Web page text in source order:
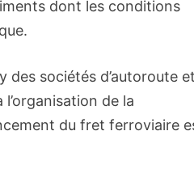
dont les conditions
des sociétés d’autoroute
de la
du fret ferroviaire